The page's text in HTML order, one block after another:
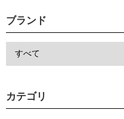
ブランド
カテゴリ